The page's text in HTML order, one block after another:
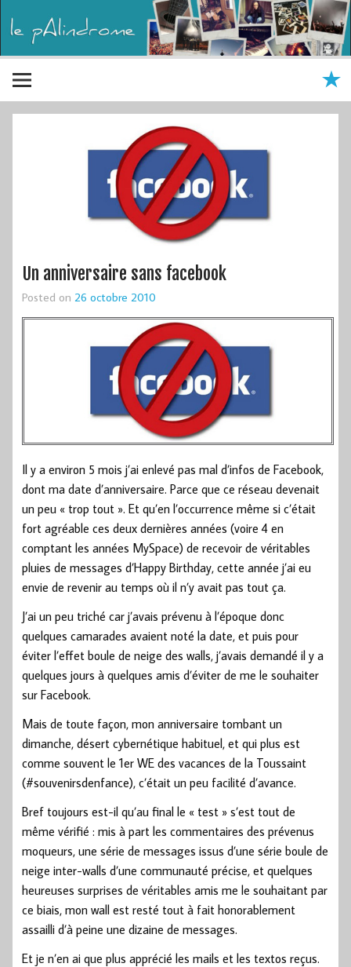
Un anniversaire sans facebook
Posted on 26 octobre 2010
Il y a environ 5 mois j’ai enlevé pas mal d’infos de Facebook,
dont ma date d’anniversaire. Parce que ce réseau devenait
un peu « trop tout ». Et qu’en l’occurrence même si c’était
fort agréable ces deux dernières années (voire 4 en
comptant les années MySpace) de recevoir de véritables
pluies de messages d’Happy Birthday, cette année j’ai eu
envie de revenir au temps où il n’y avait pas tout ça.
J’ai un peu triché car j’avais prévenu à l’époque donc
quelques camarades avaient noté la date, et puis pour
éviter l’effet boule de neige des walls, j’avais demandé il y a
quelques jours à quelques amis d’éviter de me le souhaiter
sur Facebook.
Mais de toute façon, mon anniversaire tombant un
dimanche, désert cybernétique habituel, et qui plus est
comme souvent le 1er WE des vacances de la Toussaint
(#souvenirsdenfance), c’était un peu facilité d’avance.
Bref toujours est-il qu’au final le « test » s’est tout de
même vérifié : mis à part les commentaires des prévenus
moqueurs, une série de messages issus d’une série boule de
neige inter-walls d’une communauté précise, et quelques
heureuses surprises de véritables amis me le souhaitant par
ce biais, mon wall est resté tout à fait honorablement
assailli d’à peine une dizaine de messages.
Et je n’en ai que plus apprécié les mails et les textos reçus.